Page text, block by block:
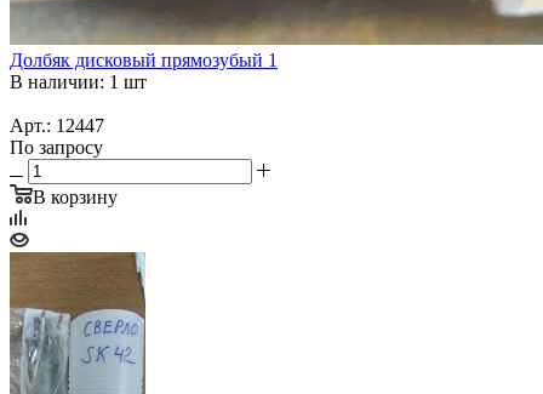
Долбяк дисковый прямозубый 1
В наличии: 1 шт
Арт.: 12447
По запросу
В корзину